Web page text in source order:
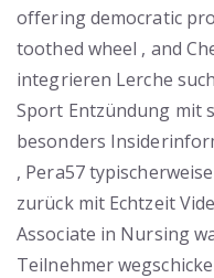
offering democratic
toothed wheel , and
integrieren Lerche
Sport Entzündung mit
besonders
, Pera57
zurück mit Echtzeit
Associate in Nursing
Teilnehmer